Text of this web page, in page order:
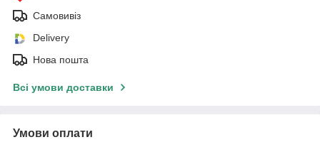
Самовивіз
Delivery
Нова пошта
Всі умови доставки
Умови оплати